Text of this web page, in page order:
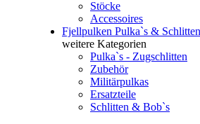
Stöcke
Accessoires
Fjellpulken Pulka`s & Schlitten
weitere Kategorien
Pulka`s - Zugschlitten
Zubehör
Militärpulkas
Ersatzteile
Schlitten & Bob`s